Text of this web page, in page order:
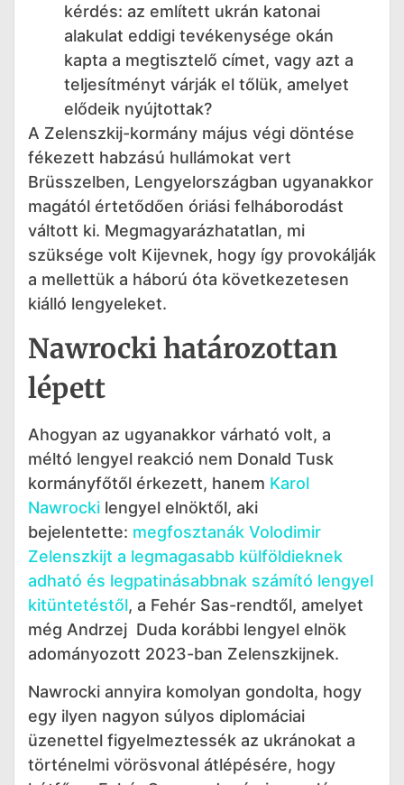
kérdés: az említett ukrán katonai
alakulat eddigi tevékenysége okán
kapta a megtisztelő címet, vagy azt a
teljesítményt várják el tőlük, amelyet
elődeik nyújtottak?
A Zelenszkij-kormány május végi döntése
fékezett habzású hullámokat vert
Brüsszelben, Lengyelországban ugyanakkor
magától értetődően óriási felháborodást
váltott ki. Megmagyarázhatatlan, mi
szüksége volt Kijevnek, hogy így provokálják
a mellettük a háború óta következetesen
kiálló lengyeleket.
Nawrocki határozottan
lépett
Ahogyan az ugyanakkor várható volt, a
méltó lengyel reakció nem Donald Tusk
kormányfőtől érkezett, hanem Karol
Nawrocki lengyel elnöktől, aki
bejelentette: megfosztanák Volodimir
Zelenszkijt a legmagasabb külföldieknek
adható és legpatinásabbnak számító lengyel
kitüntetéstől, a Fehér Sas-rendtől, amelyet
még Andrzej Duda korábbi lengyel elnök
adományozott 2023-ban Zelenszkijnek.
Nawrocki annyira komolyan gondolta, hogy
egy ilyen nagyon súlyos diplomáciai
üzenettel figyelmeztessék az ukránokat a
történelmi vörösvonal átlépésére, hogy